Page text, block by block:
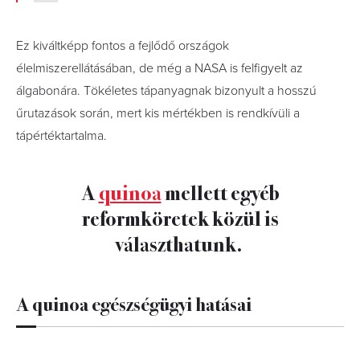
Ez kiváltképp fontos a fejlődő országok
élelmiszerellátásában, de még a NASA is felfigyelt az
álgabonára. Tökéletes tápanyagnak bizonyult a hosszú
űrutazások során, mert kis mértékben is rendkívüli a
tápértéktartalma.
Aquinoamellett egyéb
reformköretek közül is
választhatunk.
A quinoa egészségügyi hatásai